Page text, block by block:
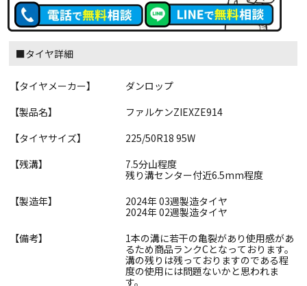
■タイヤ詳細
【タイヤメーカー】
ダンロップ
【製品名】
ファルケンZIEXZE914
【タイヤサイズ】
225/50R18 95W
【残溝】
7.5分山程度
残り溝センター付近6.5mm程度
【製造年】
2024年 03週製造タイヤ
2024年 02週製造タイヤ
【備考】
1本の溝に若干の亀裂があり使用感があ
るため商品ランクCとなっております。
溝の残りは残っておりますのである程
度の使用には問題ないかと思われま
す。